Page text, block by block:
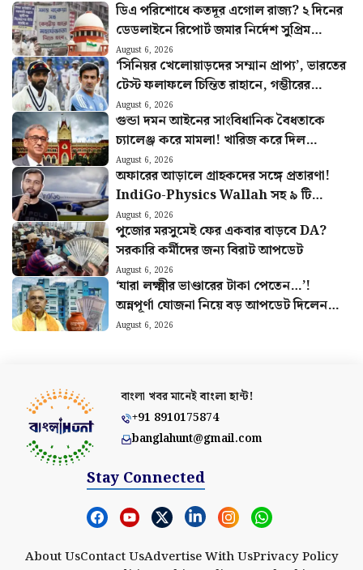
ডিএ পরিশোধে কতদূর এগোল রাজ্য? ২ দিনের
ডেডলাইনে রিপোর্ট জমার নির্দেশ সুপ্রিম
কোর্টের
August 6, 2026
‘সিনিয়র খেলোয়াড়দের সম্মান প্রাপ্য’, ভারতের
টেস্ট ফলাফলে চিন্তিত রাহানে, গম্ভীরের
উদ্দেশ্যে বিশেষ পরামর্শ
August 6, 2026
গুন্ডা দমন আইনের সাংবিধানিক বৈধতাকে
চ্যালেঞ্জ করে মামলা! খারিজ করে দিল
হাইকোর্ট
August 6, 2026
অফারের আড়ালে গ্রাহকদের সঙ্গে প্রতারণা!
IndiGo-Physics Wallah সহ ৯ টি
সংস্থাকে জরিমানা কেন্দ্রের
August 6, 2026
পুজোর মরসুমেই ফের একবার বাড়বে DA?
সরকারি কর্মীদের জন্য বিরাট আপডেট
August 6, 2026
‘যারা লক্ষ্মীর ভাণ্ডারের টাকা পেতেন…’!
অন্নপূর্ণা যোজনা নিয়ে বড় আপডেট দিলেন
মন্ত্রী দিলীপ
August 6, 2026
বাংলা খবর মানেইবাংলা হান্ট!
+91 8910175874
banglahunt@gmail.com
Stay Connected
About UsContact UsAdvertise With UsPrivacy Policy